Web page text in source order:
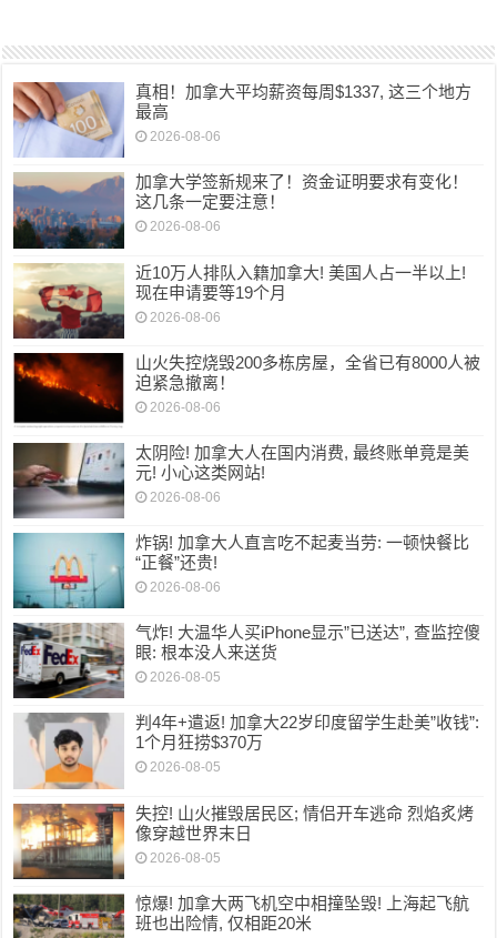
真相！加拿大平均薪资每周$1337, 这三个地方
最高
2026-08-06
加拿大学签新规来了！资金证明要求有变化！
这几条一定要注意！
2026-08-06
近10万人排队入籍加拿大! 美国人占一半以上!
现在申请要等19个月
2026-08-06
山火失控烧毁200多栋房屋，全省已有8000人被
迫紧急撤离！
2026-08-06
太阴险! 加拿大人在国内消费, 最终账单竟是美
元! 小心这类网站!
2026-08-06
炸锅! 加拿大人直言吃不起麦当劳: 一顿快餐比
“正餐”还贵!
2026-08-06
气炸! 大温华人买iPhone显示”已送达”, 查监控傻
眼: 根本没人来送货
2026-08-05
判4年+遣返! 加拿大22岁印度留学生赴美”收钱”:
1个月狂捞$370万
2026-08-05
失控! 山火摧毁居民区; 情侣开车逃命 烈焰炙烤
像穿越世界末日
2026-08-05
惊爆! 加拿大两飞机空中相撞坠毁! 上海起飞航
班也出险情, 仅相距20米